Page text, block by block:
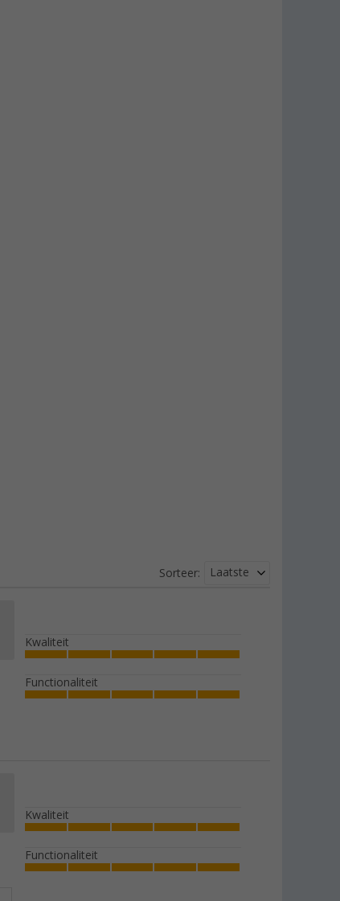
Sorteer: Laatste
Kwaliteit
Functionaliteit
Kwaliteit
Functionaliteit